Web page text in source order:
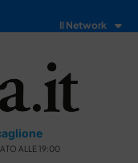
Il Network
ALLE 19:00